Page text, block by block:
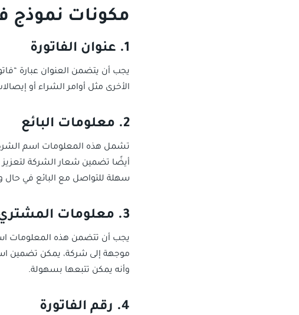
مكونات نموذج
1. عنوان الفاتورة
يجب أن يتضمن العنوان عبارة
الأخرى مثل أوامر الشراء أو
2. معلومات البائع
تشمل هذه المعلومات اسم الشركة،
أيضًا تضمين شعار الشركة لتعزيز
سهلة للتواصل مع البائع في
3. معلومات المشتري
يجب أن تتضمن هذه المعلومات اسم
موجهة إلى شركة، يمكن تضمين
وأنه يمكن تتبعها بسهولة.
4. رقم الفاتورة